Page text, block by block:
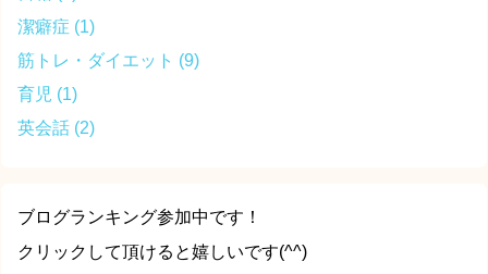
潔癖症 (1)
筋トレ・ダイエット (9)
育児 (1)
英会話 (2)
ブログランキング参加中です！
クリックして頂けると嬉しいです(^^)